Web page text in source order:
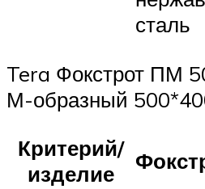
сталь
Tera Фокстрот ПМ
М-образный
Критерий/
изделие